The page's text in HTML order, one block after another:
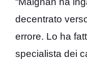
decentrato
errore. Lo ha
specialista dei